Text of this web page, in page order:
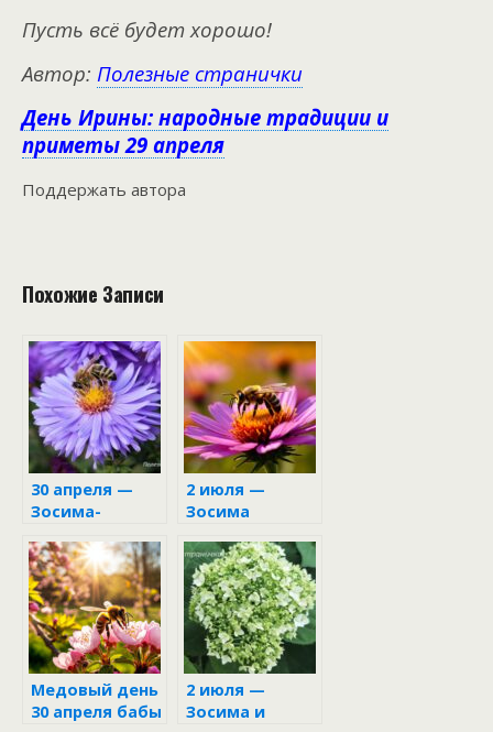
Пусть всё будет хорошо!
Автор: Полезные странички
День Ирины: народные традиции и
приметы 29 апреля
Поддержать автора
Похожие Записи
30 апреля —
Зосима-
2 июля —
Зосима
народном
календаре
Медовый день
30 апреля бабы
2 июля —
Зосима и